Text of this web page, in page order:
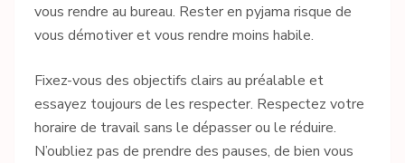
vous rendre au bureau. Rester en pyjama risque de
vous démotiver et vous rendre moins habile.
Fixez-vous des objectifs clairs au préalable et
essayez toujours de les respecter. Respectez votre
horaire de travail sans le dépasser ou le réduire.
N’oubliez pas de prendre des pauses, de bien vous